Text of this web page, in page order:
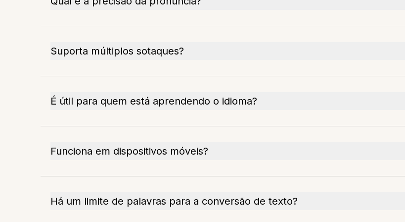
Suporta múltiplos sotaques?
É útil para quem está aprendendo o idioma?
Funciona em dispositivos móveis?
Há um limite de palavras para a conversão de texto?